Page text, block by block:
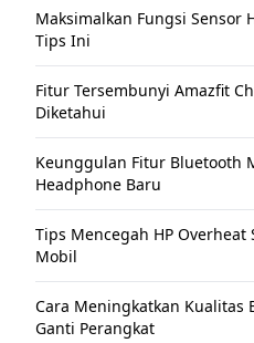
Maksimalkan Fungsi Sensor
Tips Ini
Fitur Tersembunyi Amazfit
Diketahui
Keunggulan Fitur Bluetooth
Headphone Baru
Tips Mencegah HP
Mobil
Cara Meningkatkan Kualitas
Ganti Perangkat